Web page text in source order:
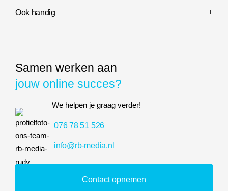
Samen werken aan
jouw online succes?
We helpen je graag verder!
076 78 51 526
info@rb-media.nl
Contact opnemen
Ook handig